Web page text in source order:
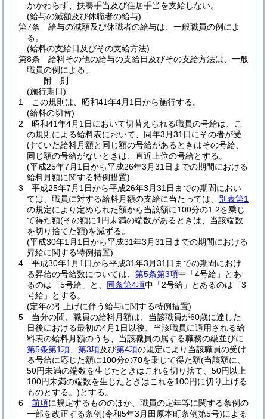
かかわらず、扶養手当及び住居手当を支給しない。
(給与の減額及び休職者の給与)
第7条
給与の減額及び休職者の給与は、一般職員の例によ
る。
(給料の支給日及びその支給方法)
第8条
給料その他の給与の支給日及びその支給方法は、一般
職員の例による。
附 則
(施行期日)
1
この規則は、昭和41年4月1日から施行する。
(給料の切替)
2
昭和41年4月1日において切替えられる職員の号給は、こ
の規則による給料表において、同年3月31日にその者が受
けていた給料月額と同じ額の号給があるときはその号給、
同じ額の号給がないときは、直近上位の号給とする。
(平成25年7月1日から平成26年3月31日までの期間における
給料月額に関する特例措置)
3
平成25年7月1日から平成26年3月31日までの期間におい
ては、職員に対する給料月額の支給に当たっては、 別表第1
の規定により定められた額から当該額に100分の1.2を乗じ
て得た額(その額に1円未満の端数があるときは、当該端数
を切り捨てた額)を減ずる。
(平成30年1月1日から平成31年3月31日までの期間における
昇給に関する特例措置)
4
平成30年1月1日から平成31年3月31日までの期間におけ
る昇給の号給数については、 第5条第3項中「4号給」とあ
るのは「5号給」と、 同条第4項中「2号給」とあるのは「3
号給」とする。
(定年の引上げに伴う給与に関する特例措置)
5
当分の間、職員の給料月額は、当該職員が60歳に達した
日後における最初の4月1日以後、当該職員に適用される給
料表の給料月額のうち、当該職員の属する職務の級並びに
第5条第1項
第3項及び第4項の規定により当該職員の受け
る号給に応じた額に100分の70を乗じて得た額(当該額に、
50円未満の端数を生じたときはこれを切り捨て、50円以上
100円未満の端数を生じたときはこれを100円に切り上げる
ものとする。)とする。
6
前項に規定するもののほか、職員の定年等に関する条例の
一部を改正する条例(令和5年3月田原本町条例第5号)による